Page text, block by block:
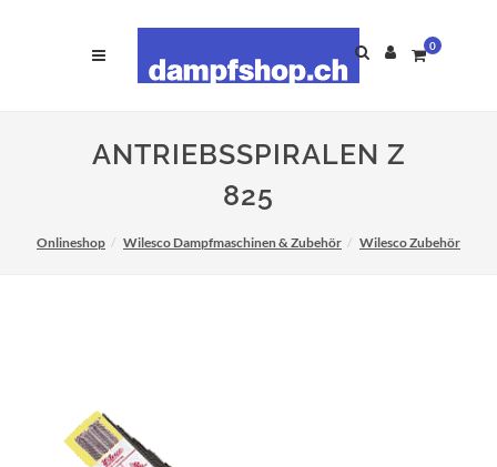
0
ANTRIEBSSPIRALEN Z
825
Onlineshop Wilesco Dampfmaschinen & Zubehör Wilesco Zubehör